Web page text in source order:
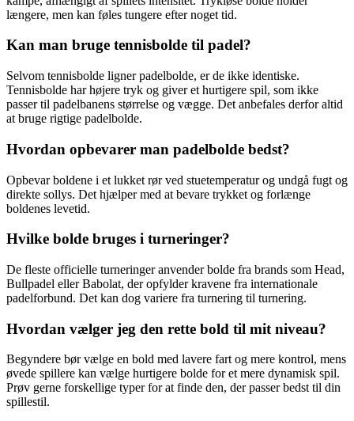
længere, men kan føles tungere efter noget tid.
Kan man bruge tennisbolde til padel?
Selvom tennisbolde ligner padelbolde, er de ikke identiske.
Tennisbolde har højere tryk og giver et hurtigere spil, som ikke
passer til padelbanens størrelse og vægge. Det anbefales derfor altid
at bruge rigtige padelbolde.
Hvordan opbevarer man padelbolde bedst?
Opbevar boldene i et lukket rør ved stuetemperatur og undgå fugt og
direkte sollys. Det hjælper med at bevare trykket og forlænge
boldenes levetid.
Hvilke bolde bruges i turneringer?
De fleste officielle turneringer anvender bolde fra brands som Head,
Bullpadel eller Babolat, der opfylder kravene fra internationale
padelforbund. Det kan dog variere fra turnering til turnering.
Hvordan vælger jeg den rette bold til mit niveau?
Begyndere bør vælge en bold med lavere fart og mere kontrol, mens
øvede spillere kan vælge hurtigere bolde for et mere dynamisk spil.
Prøv gerne forskellige typer for at finde den, der passer bedst til din
spillestil.